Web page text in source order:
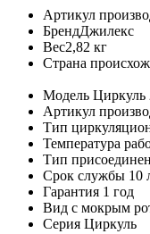
Артикул
БрендДжилекс
Вес2,82 кг
Страна
Модель Циркуль
Артикул
Тип
Температура
Тип
Срок службы 10
Гарантия 1 год
Вид с мокрым
Серия Циркуль